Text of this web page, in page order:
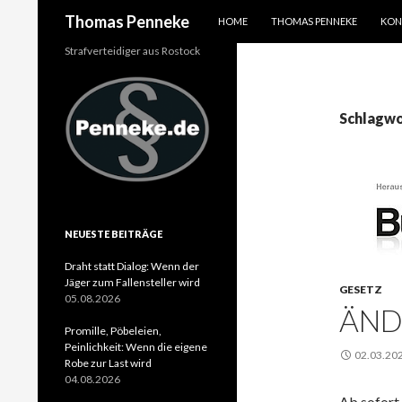
Thomas Penneke
HOME
THOMAS PENNEKE
GESETZ
Strafverteidiger aus Rostock
NEUESTE BEITRÄGE
Draht statt Dialog: Wenn der
Jäger zum Fallensteller wird
05.08.2026
Promille, Pöbeleien,
Peinlichkeit: Wenn die eigene
Robe zur Last wird
04.08.2026